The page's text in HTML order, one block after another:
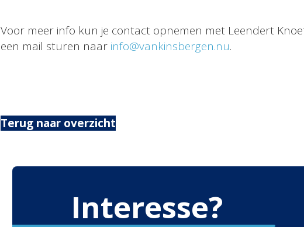
Voor meer info kun je contact opnemen met Leendert
een mail sturen naar info@vankinsbergen.nu.
Terug naar overzicht
Interesse?